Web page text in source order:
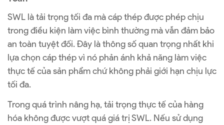
SWL là tải trọng tối đa mà cáp thép được phép chịu
trong điều kiện làm việc bình thường mà vẫn đảm bảo
an toàn tuyệt đối. Đây là thông số quan trọng nhất khi
lựa chọn cáp thép vì nó phản ánh khả năng làm việc
thực tế của sản phẩm chứ không phải giới hạn chịu lực
tối đa.
Trong quá trình nâng hạ, tải trọng thực tế của hàng
hóa không được vượt quá giá trị SWL. Nếu sử dụng